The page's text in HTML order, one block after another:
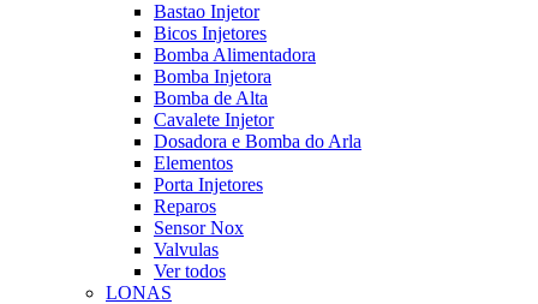
Bastao Injetor
Bicos Injetores
Bomba Alimentadora
Bomba Injetora
Bomba de Alta
Cavalete Injetor
Dosadora e Bomba do Arla
Elementos
Porta Injetores
Reparos
Sensor Nox
Valvulas
Ver todos
LONAS